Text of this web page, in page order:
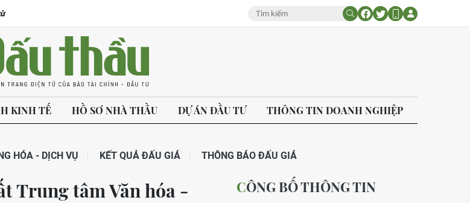
KINH TẾ HỒ SƠ NHÀ THẦU DỰ ÁN ĐẦU TƯ THÔNG TIN DOANH NGHIỆP
HÓA - DỊCH VỤ KẾT QUẢ ĐẤU GIÁ THÔNG BÁO ĐẤU GIÁ
Trung tâm Văn hóa -
CÔNG BỐ THÔNG TIN